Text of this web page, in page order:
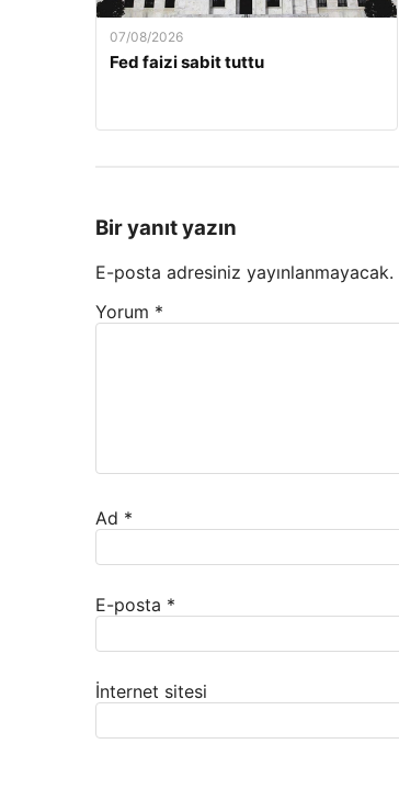
07/08/2026
Fed faizi sabit tuttu
Bir yanıt yazın
E-posta adresiniz yayınlanmayacak.
Yorum *
Ad *
E-posta *
İnternet sitesi